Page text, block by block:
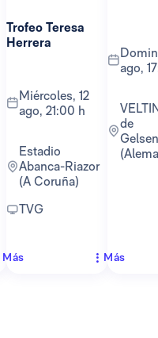
Trofeo Teresa
Herrera
miércoles, 12
ago, 21:00 h
Estadio
Abanca-Riazor
(A Coruña)
TVG
Más
domingo, 16
ago,
VELTINS-Arena
de
Más